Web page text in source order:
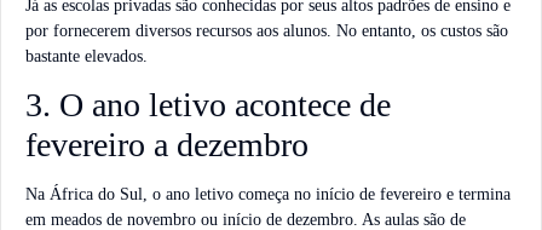
Já as escolas privadas são conhecidas por seus altos padrões de ensino e
por fornecerem diversos recursos aos alunos. No entanto, os custos são
bastante elevados.
3. O ano letivo acontece de
fevereiro a dezembro
Na África do Sul, o ano letivo começa no início de fevereiro e termina
em meados de novembro ou início de dezembro. As aulas são de